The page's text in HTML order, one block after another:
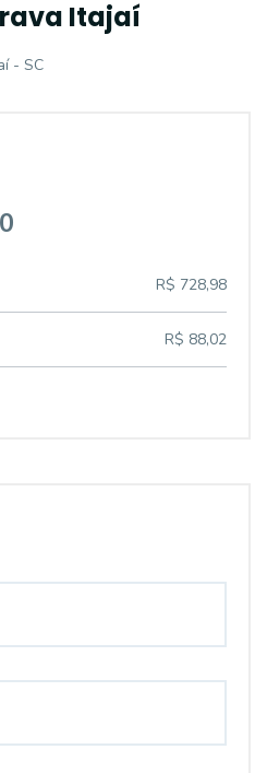
Itajaí
- SC
R$ 728,98
R$ 88,02